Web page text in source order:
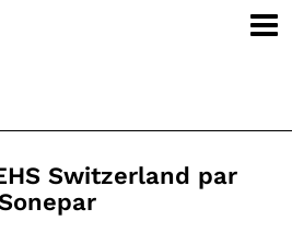
Switzerland par